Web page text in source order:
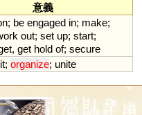
意義
; be engaged in; make;
out; set up; start;
, get hold of; secure
; organize; unite